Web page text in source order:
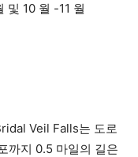
및 10 월 -11 월
Veil Falls는 도로
까지 0.5 마일의 길은